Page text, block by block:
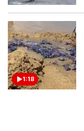
1:18